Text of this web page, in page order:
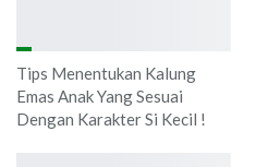
Tips Menentukan Kalung
Emas Anak Yang Sesuai
Dengan Karakter Si Kecil !